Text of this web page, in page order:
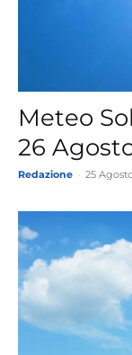
Meteo
26
Redazione 25